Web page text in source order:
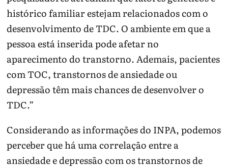
histórico familiar estejam relacionados com o
desenvolvimento de TDC. O ambiente em que a
pessoa está inserida pode afetar no
aparecimento do transtorno. Ademais, pacientes
com TOC, transtornos de ansiedade ou
depressão têm mais chances de desenvolver o
TDC.”
Considerando as informações do INPA, podemos
perceber que há uma correlação entre a
ansiedade e depressão com os transtornos de